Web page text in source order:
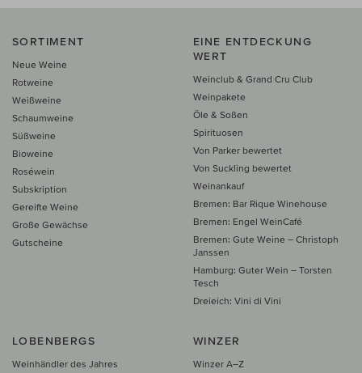
SORTIMENT
Neue Weine
Rotweine
Weißweine
Schaumweine
Süßweine
Bioweine
Roséwein
Subskription
Gereifte Weine
Große Gewächse
Gutscheine
EINE ENTDECKUNG
WERT
Weinclub & Grand Cru Club
Weinpakete
Öle & Soßen
Spirituosen
Von Parker bewertet
Von Suckling bewertet
Weinankauf
Bremen: Bar Rique Winehouse
Bremen: Engel WeinCafé
Bremen: Gute Weine – Christoph
Janssen
Hamburg: Guter Wein – Torsten
Tesch
Dreieich: Vini di Vini
LOBENBERGS
Weinhändler des Jahres
WINZER
Winzer A–Z